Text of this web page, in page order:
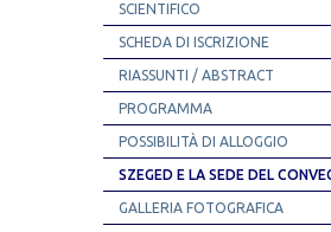
SCIENTIFICO
SCHEDA DI ISCRIZIONE
RIASSUNTI / ABSTRACT
PROGRAMMA
POSSIBILITÀ DI ALLOGGIO
SZEGED E LA SEDE DEL
GALLERIA FOTOGRAFICA